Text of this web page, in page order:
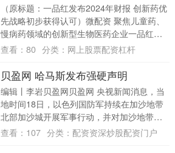
（原标题：一品红发布2024年财报 创新药优
先战略初步获得认可）微配资 聚焦儿童药、
慢病药领域的创新型生物医药企业一品红
（300723.SZ），近期公布年报与一....
查看： 80 分类： 网上股票配资杠杆
贝盈网 哈马斯发布强硬声明
编辑丨李岩贝盈网贝盈网 央视新闻消息，当
地时间18日，以色列国防军持续在加沙地带
北部加沙城开展军事行动，并对加沙地带多
地发动袭击。巴勒斯坦伊斯兰抵抗运动（）
查看： 107 分类： 配资资深炒股配资门户